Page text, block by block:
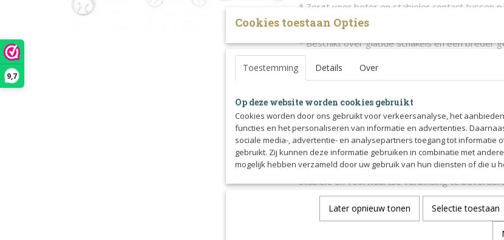
9,7
* Zorgt voor beter en stabieler contact tussen
* Stimuleert het paard om het bit aan te
smaak, wat ontspanning en acceptatie bevordert.
* Beschikt over gladde schakels en een breder
ongeëvenaard comfort in de mond van het paard.
* Zelfs geschikt voor jonge paarden vanwege
zachte inwerking.
Functie:
Het Sweet Gold™ Bit zorgt voor een
moedigt hem aan om consistent contact te
De zoete smaak van het bit helpt het paard te
accepteren, terwijl de gladde gewrichten en
voor maximaal comfort, zelfs voor jonge of
stabiele en voorwaartse verbinding te
een constanter contact te verkrijgen
Het Sweet Gold™ materiaal bevat koper
Als je een paard hebt dat de neiging heeft om
Cookies toestaan Opties
Toestemming Details Over
Op deze website worden cookies gebruikt
Cookies worden door ons gebruikt voor verkeersanalyse, het
functies en het personaliseren van informatie en advertenties.
sociale media-, advertentie- en analysepartners toegang tot informatie
gebruikt. Zij kunnen deze informatie gebruiken in combinatie met
mogelijk hebben verzameld door uw gebruik van hun diensten of die u
Later opnieuw tonen Selectie toestaan